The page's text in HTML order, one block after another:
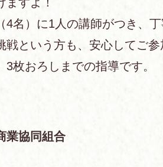
ス
の教室
セル・ご変更
援隊・陸援隊 会員限定
示室
のご紹介
コーナー
4名）に1人の講師がつき、
戦という方も、安心してご
枚おろしまでの指導です。
業協同組合